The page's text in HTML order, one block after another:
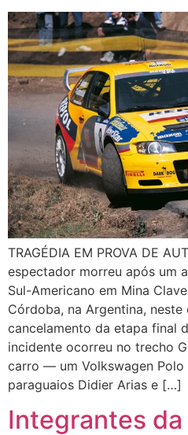
TRAGÉDIA EM PROVA DE
espectador morreu após um
Sul-Americano em Mina
Córdoba, na Argentina,
cancelamento da etapa final
incidente ocorreu no trecho
carro — um Volkswagen
paraguaios Didier Arias e […]
Integrantes